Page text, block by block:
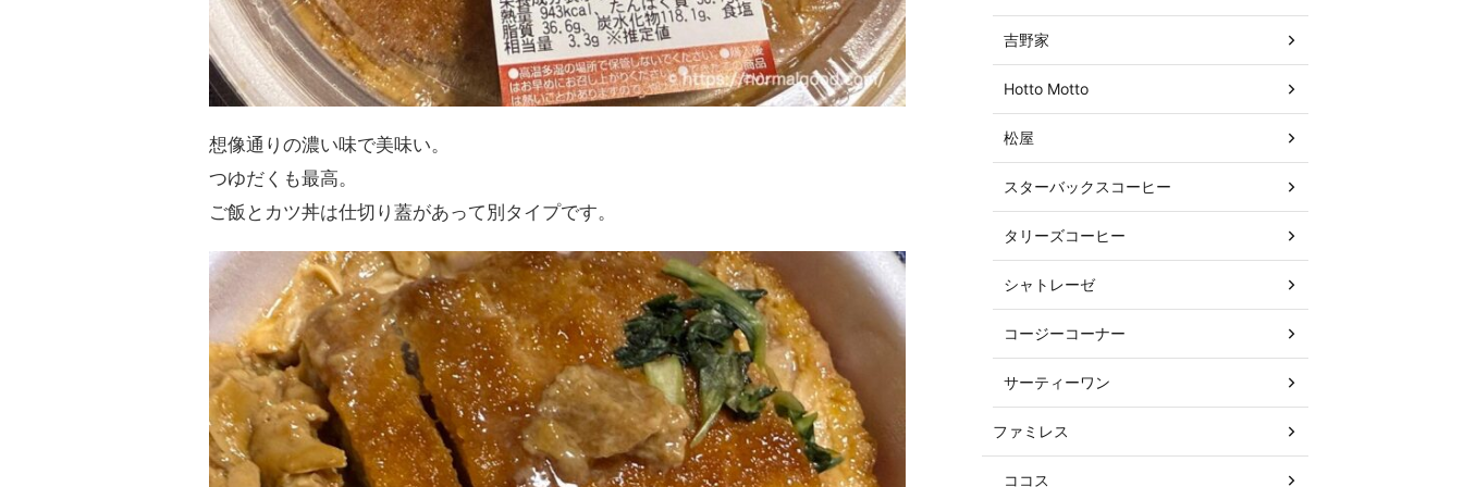
想像通りの濃い味で美味い。
つゆだくも最高。
ご飯とカツ丼は仕切り蓋があって別タイプです。
吉野家
Hotto Motto
松屋
スターバックスコーヒー
タリーズコーヒー
シャトレーゼ
コージーコーナー
サーティーワン
ファミレス
ココス